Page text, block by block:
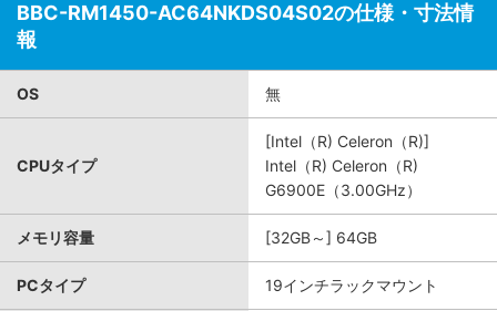
BBC-RM1450-AC64NKDS04S02の仕様・寸法情
報
OS 無
CPUタイプ
[Intel（R) Celeron（R)]
Intel（R) Celeron（R)
G6900E（3.00GHz）
メモリ容量 [32GB～] 64GB
PCタイプ 19インチラックマウント